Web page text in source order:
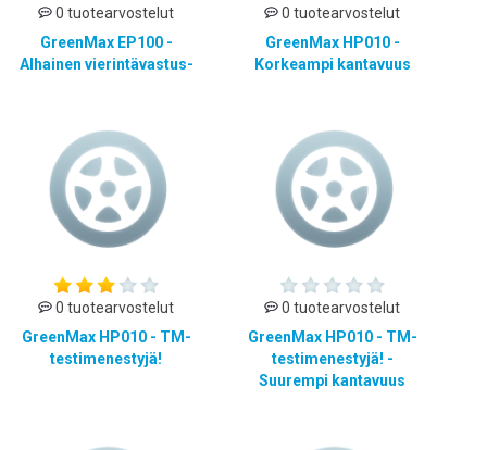
0 tuotearvostelut
GreenMax EP100 -
Alhainen vierintävastus-
0 tuotearvostelut
GreenMax HP010 -
Korkeampi kantavuus
0 tuotearvostelut
GreenMax HP010 - TM-
testimenestyjä!
0 tuotearvostelut
GreenMax HP010 - TM-
testimenestyjä! -
Suurempi kantavuus